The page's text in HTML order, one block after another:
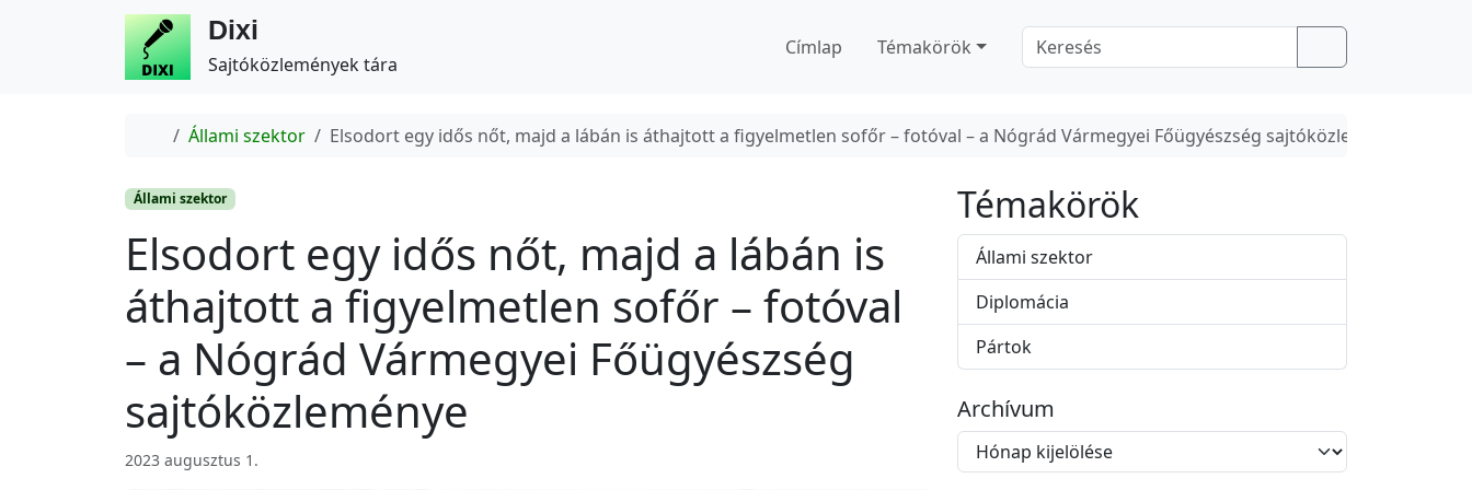
Dixi
Sajtóközlemények tára
Címlap Témakörök
Home
Állami szektor Elsodort egy idős nőt, majd a lábán is áthajtott a figyelmetlen sofőr – fotóval – a Nógrád Vármegyei Főügyészség sajtóközleménye
Állami szektor
Elsodort egy idős nőt, majd a lábán is
áthajtott a figyelmetlen sofőr – fotóval
– a Nógrád Vármegyei Főügyészség
sajtóközleménye
2023 augusztus 1.
Témakörök
Állami szektor
Diplomácia
Pártok
Archívum
r